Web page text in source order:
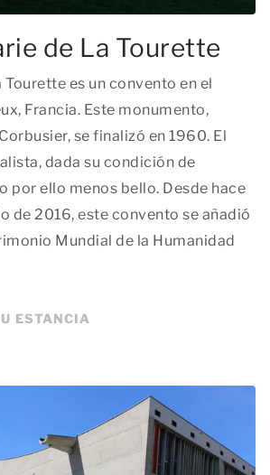
de La Tourette
Tourette es un convento en el
Francia. Este monumento,
se finalizó en 1960. El
dada su condición de
por ello menos bello. Desde hace
de 2016, este convento se añadió
Mundial de la Humanidad
ESTANCIA